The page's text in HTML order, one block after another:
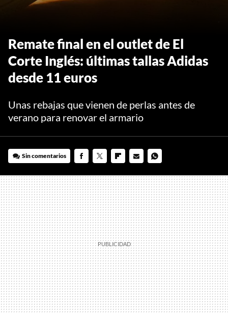
Remate final en el outlet de El
Corte Inglés: últimas tallas Adidas
desde 11 euros
Unas rebajas que vienen de perlas antes de
verano para renovar el armario
Sin comentarios
MAIL